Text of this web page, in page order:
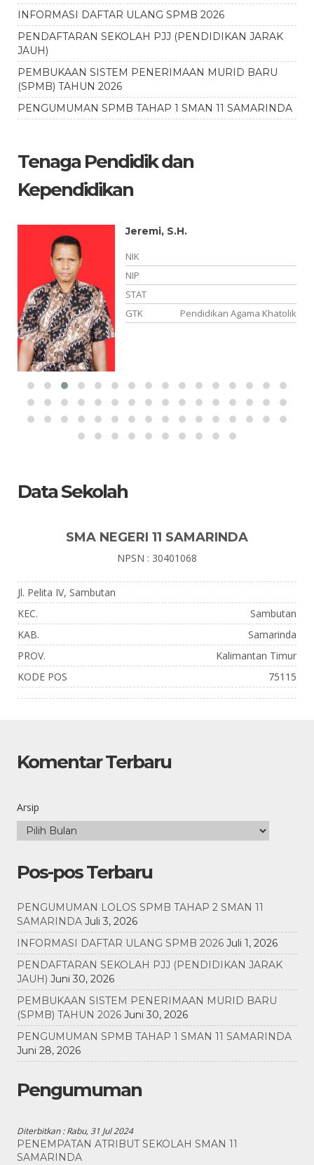
INFORMASI DAFTAR ULANG SPMB 2026
PENDAFTARAN SEKOLAH PJJ (PENDIDIKAN JARAK
JAUH)
PEMBUKAAN SISTEM PENERIMAAN MURID BARU
(SPMB) TAHUN 2026
PENGUMUMAN SPMB TAHAP 1 SMAN 11 SAMARINDA
Tenaga Pendidik dan
Kependidikan
Jeremi, S.H.
NIK
NIP
STAT
GTK
Pendidikan Agama Khatolik
Data Sekolah
SMA NEGERI 11 SAMARINDA
NPSN : 30401068
Jl. Pelita IV, Sambutan
KEC.
Sambutan
KAB.
Samarinda
PROV.
Kalimantan Timur
KODE POS
75115
Komentar Terbaru
Arsip
Pos-pos Terbaru
PENGUMUMAN LOLOS SPMB TAHAP 2 SMAN 11
SAMARINDA Juli 3, 2026
INFORMASI DAFTAR ULANG SPMB 2026 Juli 1, 2026
PENDAFTARAN SEKOLAH PJJ (PENDIDIKAN JARAK
JAUH) Juni 30, 2026
PEMBUKAAN SISTEM PENERIMAAN MURID BARU
(SPMB) TAHUN 2026 Juni 30, 2026
PENGUMUMAN SPMB TAHAP 1 SMAN 11 SAMARINDA
Juni 28, 2026
Pengumuman
Diterbitkan :Rabu, 31 Jul 2024
PENEMPATAN ATRIBUT SEKOLAH SMAN 11
SAMARINDA